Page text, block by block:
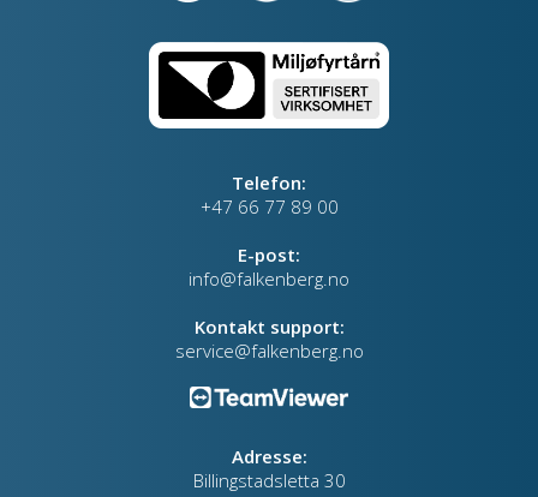
Telefon:
+47 66 77 89 00
E-post:
info@falkenberg.no
Kontakt support:
service@falkenberg.no
Adresse:
Billingstadsletta 30